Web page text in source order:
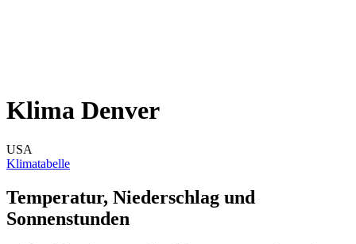
Klima Denver
USA
Klimatabelle
Temperatur, Niederschlag und
Sonnenstunden